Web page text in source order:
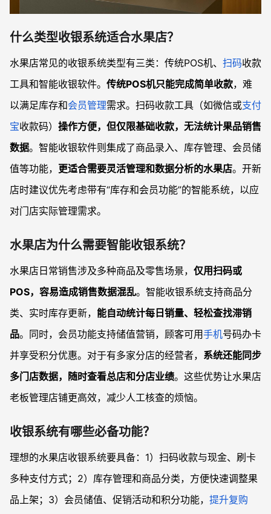
什么类型收银系统适合水果店？
水果店常见的收银系统类型有三类：传统POS机、 扫码收款
工具和智能收银软件。 传统POS机只能完成简单收款，难
以满足库存和会员管理需求。扫码收款工具（如微信或支付
宝收款码） 操作方便，但仅限基础收款，无法统计果品销售
数据。智能收银软件则集成了商品录入、库存管理、会员储
值等功能， 更适合需要灵活管理和数据分析的水果店。开新
店时建议优先考虑带有“库存和会员功能”的智能系统，以应
对门店实际管理需求。
水果店为什么需要智能收银系统？
水果店日常销售涉及多种商品及零售场景， 仅用扫码或
POS，容易造成销售数据混乱。智能收银系统支持商品分
类、实时库存更新， 能自动统计每日销量、轻松查找滞销
品。同时，会员功能支持储值营销，顾客可用手机号码办卡
并享受积分优惠。对于有多家分店的经营者， 系统还能同步
多门店数据，随时查看总店和分店业绩。这些优势让水果店
老板管理店铺更高效，减少人工核查的烦恼。
收银系统有哪些必备功能？
理想的水果店收银系统要具备：1）扫码收款与现金、刷卡
多种支付方式；2）库存管理和商品分类，方便快速调整果
品上架；3）会员储值、促销活动和积分功能， 提升复购